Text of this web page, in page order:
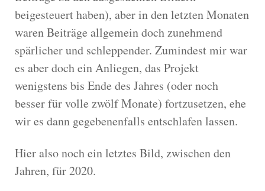
beigesteuert haben), aber in den letzten Monaten
waren Beiträge allgemein doch zunehmend
spärlicher und schleppender. Zumindest mir war
es aber doch ein Anliegen, das Projekt
wenigstens bis Ende des Jahres (oder noch
besser für volle zwölf Monate) fortzusetzen, ehe
wir es dann gegebenenfalls entschlafen lassen.
Hier also noch ein letztes Bild, zwischen den
Jahren, für 2020.